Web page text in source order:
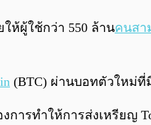
ห้ผู้ใช้กว่า 550 ล้านคนสา
(BTC) ผ่านบอทตัวใหม่ที่
ารทำให้การส่งเหรียญ